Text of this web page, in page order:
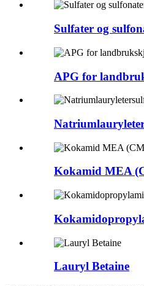
Sulfater og
APG for
Kokamid MEA
Lauryl Betaine